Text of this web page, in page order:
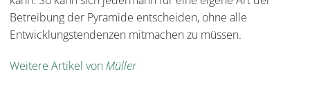
Betreibung der Pyramide entscheiden, ohne alle
Entwicklungstendenzen mitmachen zu müssen.
Weitere Artikel vonMüller